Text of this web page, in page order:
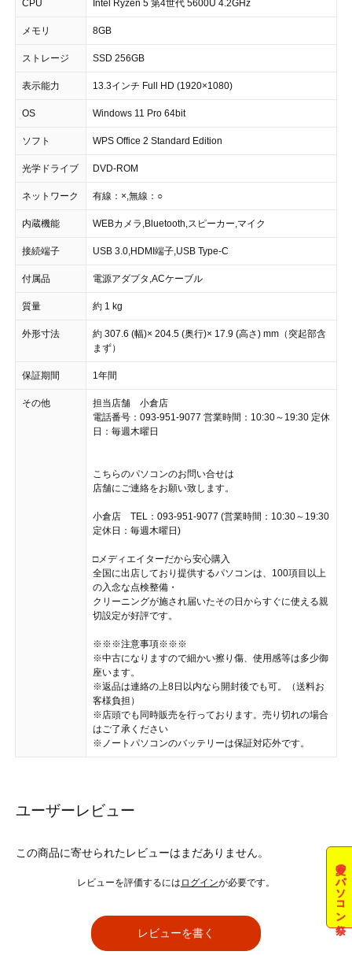
CPU Intel Ryzen 5 第4世代 5600U 4.2GHz
メモリ 8GB
ストレージ SSD 256GB
表示能力 13.3インチ Full HD (1920×1080)
OS Windows 11 Pro 64bit
ソフト WPS Office 2 Standard Edition
光学ドライブ DVD-ROM
ネットワーク 有線：×,無線：○
内蔵機能 WEBカメラ,Bluetooth,スピーカー,マイク
接続端子 USB 3.0,HDMI端子,USB Type-C
付属品 電源アダプタ,ACケーブル
質量 約 1 kg
外形寸法
約 307.6 (幅)× 204.5 (奥行)× 17.9 (高さ) mm（突起部含
まず）
保証期間 1年間
その他
担当店舗 小倉店
電話番号：093-951-9077 営業時間：10:30～19:30 定休
日：毎週木曜日
こちらのパソコンのお問い合せは
店舗にご連絡をお願い致します。
小倉店 TEL：093-951-9077 (営業時間：10:30～19:30
定休日：毎週木曜日)
□メディエイターだから安心購入
全国に出店しており提供するパソコンは、100項目以上
の入念な点検整備・
クリーニングが施され届いたその日からすぐに使える親
切設定が好評です。
※※※注意事項※※※
※中古になりますので細かい擦り傷、使用感等は多少御
座います。
※返品は連絡の上8日以内なら開封後でも可。（送料お
客様負担）
※店頭でも同時販売を行っております。売り切れの場合
はご了承ください
※ノートパソコンのバッテリーは保証対応外です。
ユーザーレビュー
この商品に寄せられたレビューはまだありません。
レビューを評価するには ログインが必要です。
レビューを書く
夏のパソコン祭